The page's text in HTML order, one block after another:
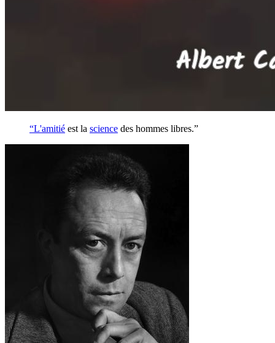
“L'amitié est la science des hommes libres.”